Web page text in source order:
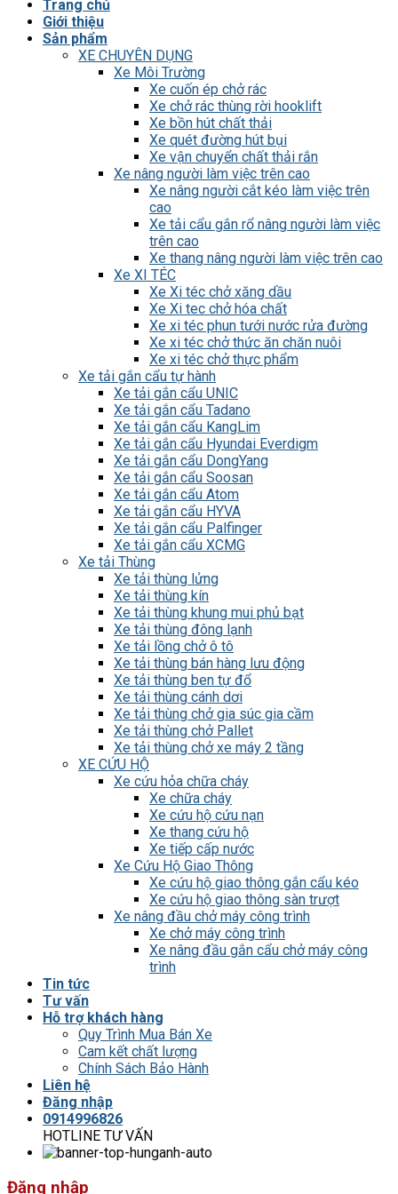
Trang chủ
Giới thiệu
Sản phẩm
XE CHUYÊN DỤNG
Xe Môi Trường
Xe cuốn ép chở rác
Xe chở rác thùng rời hooklift
Xe bồn hút chất thải
Xe quét đường hút bụi
Xe vận chuyển chất thải rắn
Xe nâng người làm việc trên cao
Xe nâng người cắt kéo làm việc trên
cao
Xe tải cẩu gắn rổ nâng người làm việc
trên cao
Xe thang nâng người làm việc trên cao
Xe XI TÉC
Xe Xi téc chở xăng dầu
Xe Xi tec chở hóa chất
Xe xi téc phun tưới nước rửa đường
Xe xi téc chở thức ăn chăn nuôi
Xe xi téc chở thực phẩm
Xe tải gắn cẩu tự hành
Xe tải gắn cẩu UNIC
Xe tải gắn cẩu Tadano
Xe tải gắn cẩu KangLim
Xe tải gắn cẩu Hyundai Everdigm
Xe tải gắn cẩu DongYang
Xe tải gắn cẩu Soosan
Xe tải gắn cẩu Atom
Xe tải gắn cẩu HYVA
Xe tải gắn cẩu Palfinger
Xe tải gắn cẩu XCMG
Xe tải Thùng
Xe tải thùng lửng
Xe tải thùng kín
Xe tải thùng khung mui phủ bạt
Xe tải thùng đông lạnh
Xe tải lồng chở ô tô
Xe tải thùng bán hàng lưu động
Xe tải thùng ben tự đổ
Xe tải thùng cánh dơi
Xe tải thùng chở gia súc gia cầm
Xe tải thùng chở Pallet
Xe tải thùng chở xe máy 2 tầng
XE CỨU HỘ
Xe cứu hỏa chữa cháy
Xe chữa cháy
Xe cứu hộ cứu nạn
Xe thang cứu hộ
Xe tiếp cấp nước
Xe Cứu Hộ Giao Thông
Xe cứu hộ giao thông gắn cẩu kéo
Xe cứu hộ giao thông sàn trượt
Xe nâng đầu chở máy công trình
Xe chở máy công trình
Xe nâng đầu gắn cẩu chở máy công
trình
Tin tức
Tư vấn
Hỗ trợ khách hàng
Quy Trình Mua Bán Xe
Cam kết chất lượng
Chính Sách Bảo Hành
Liên hệ
Đăng nhập
0914996826
HOTLINE TƯ VẤN
Đăng nhập